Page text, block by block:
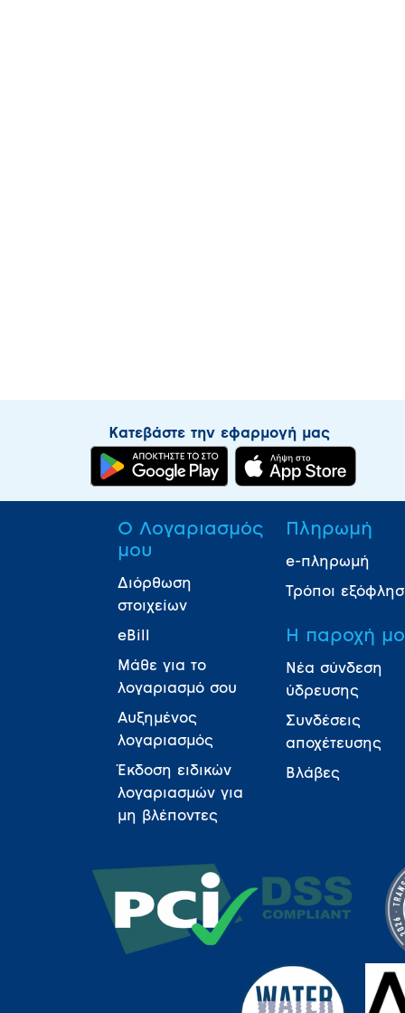
Κατεβάστε την εφαρμογή μας
Ο Λογαριασμός
μου
Διόρθωση
στοιχείων
eBill
Μάθε για το
λογαριασμό σου
Αυξημένος
λογαριασμός
Έκδοση ειδικών
λογαριασμών για
μη βλέποντες
Πληρωμή
e-πληρωμή
Τρόποι
Η παροχή
Νέα σύνδεση
ύδρευσης
Συνδέσεις
αποχέτευσης
Βλάβες